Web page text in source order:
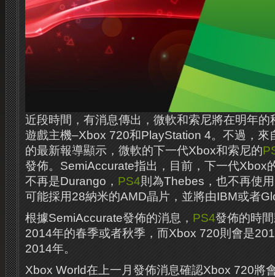
近段時間，有消息傳出，微軟和索尼將在明年的
遊戲主機–Xbox 720和PlayStation 4。不過，來
的最新報導顯示，微軟的下一代Xbox和索尼的
發佈。SemiAccurate指出，目前，下一代Xbox
不再是Durango， PS4則為Thebes，也不再使
可能採用28納米的AMD晶片，並將由IBM或者
根據SemiAccurate發佈的消息， PS4發佈的時
2014年的春季或者秋季，而Xbox 720則會是
2014年。
Xbox World在上一月發佈消息確認Xbox 720將